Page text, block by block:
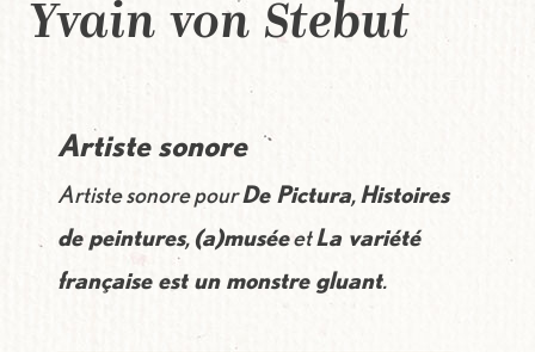
Yvain von Stebut
Artiste sonore
Artiste sonore pourDe Pictura,Histoires
de peintures, (a)muséeetLa variété
française est un monstre gluant.